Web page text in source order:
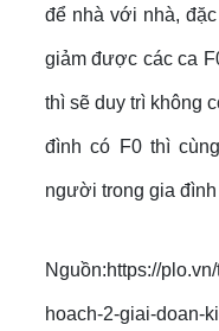
để nhà với nhà,
giảm được các ca
thì sẽ duy trì không
đình có F0 thì
người trong gia
Nguồn:https://
hoach-2-giai-doan-